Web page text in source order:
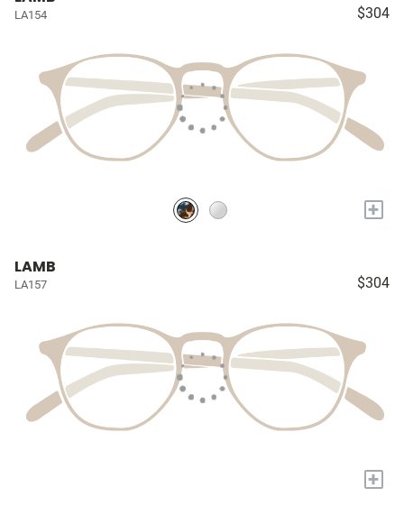
LA154 $304
+
LAMB
LA157 $304
+